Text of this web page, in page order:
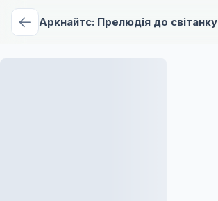
Аркнайтс: Прелюдія до світанку